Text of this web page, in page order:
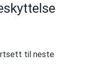
påTillatfor å
varsler.
til neste